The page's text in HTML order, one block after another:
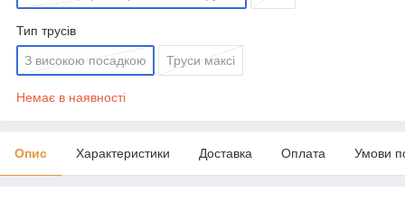
Тип трусів
З високою посадкою Труси максі
Немає в наявності
Опис Характеристики Доставка Оплата Умови